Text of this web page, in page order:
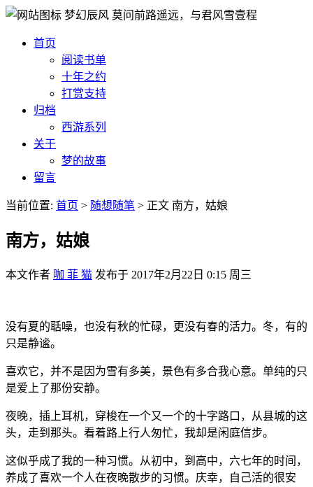
梦幻辰风 莫问前路遥远，与君风雪壹程
首页
阅读书单
十年之约
打赏支持
归档
西游系列
关于
梦的故事
留言
当前位置: 首页 > 随想随笔 > 正文 南方，姑娘
南方，姑娘
本文作者 咖 菲 猫 发布于 2017年2月22日 0:15 周三
没有夏的聒噪，也没有秋的忙碌，更没有春的活力。冬，有的
只是静谧。
喜欢它，并不是因为雪有多美，景色有多合我心意。单纯的只
是爱上了那份安静。
夜晚，插上耳机，穿梭在一个又一个的十字路口，从县城的这
头，走到那头。看着路上行人匆忙，我却是闲庭信步。
这似乎成了我的一种习惯。从初中，到高中，六七年的时间，
养成了喜欢一个人在夜晚散步的习惯。庆幸，自己活的很安